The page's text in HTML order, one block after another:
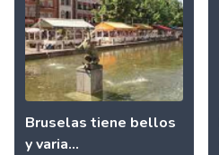
Bruselas tiene bellos
y varia...